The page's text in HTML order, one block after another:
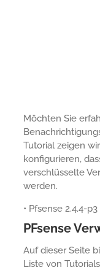
Möchten Sie
Tutorial zeigen
konfigurieren,
verschlüsselte
werden.
• Pfsense 2.4.4-p3
PFsense
Auf dieser Seite
Liste von